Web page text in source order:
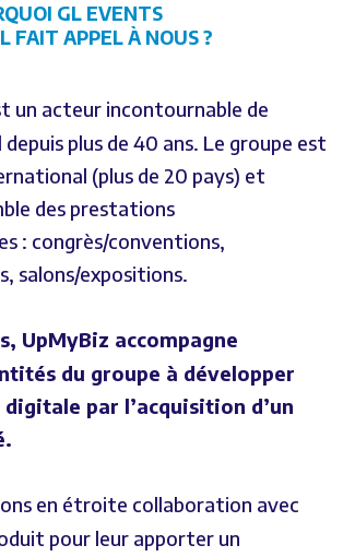
GL EVENTS
FAIT APPEL À NOUS ?
un acteur incontournable de
plus de 40 ans. Le groupe est
(plus de 20 pays) et
des prestations
: congrès/conventions,
salons/expositions.
UpMyBiz accompagne
du groupe à développer
par l’acquisition d’un
en étroite collaboration avec
pour leur apporter un